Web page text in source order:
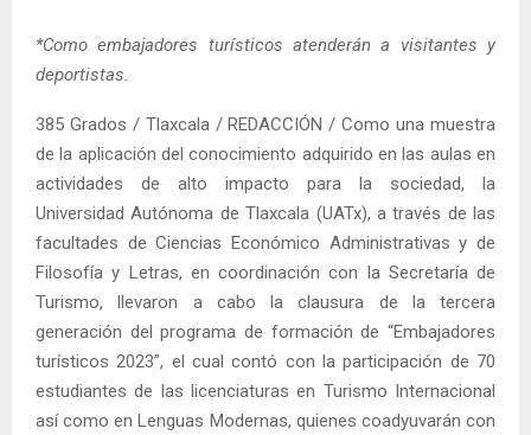
*Como embajadores turísticos atenderán a visitantes y
deportistas.
385 Grados / Tlaxcala / REDACCIÓN / Como una muestra
de la aplicación del conocimiento adquirido en las aulas en
actividades de alto impacto para la sociedad, la
Universidad Autónoma de Tlaxcala (UATx), a través de las
facultades de Ciencias Económico Administrativas y de
Filosofía y Letras, en coordinación con la Secretaría de
Turismo, llevaron a cabo la clausura de la tercera
generación del programa de formación de “Embajadores
turísticos 2023”, el cual contó con la participación de 70
estudiantes de las licenciaturas en Turismo Internacional
así como en Lenguas Modernas, quienes coadyuvarán con